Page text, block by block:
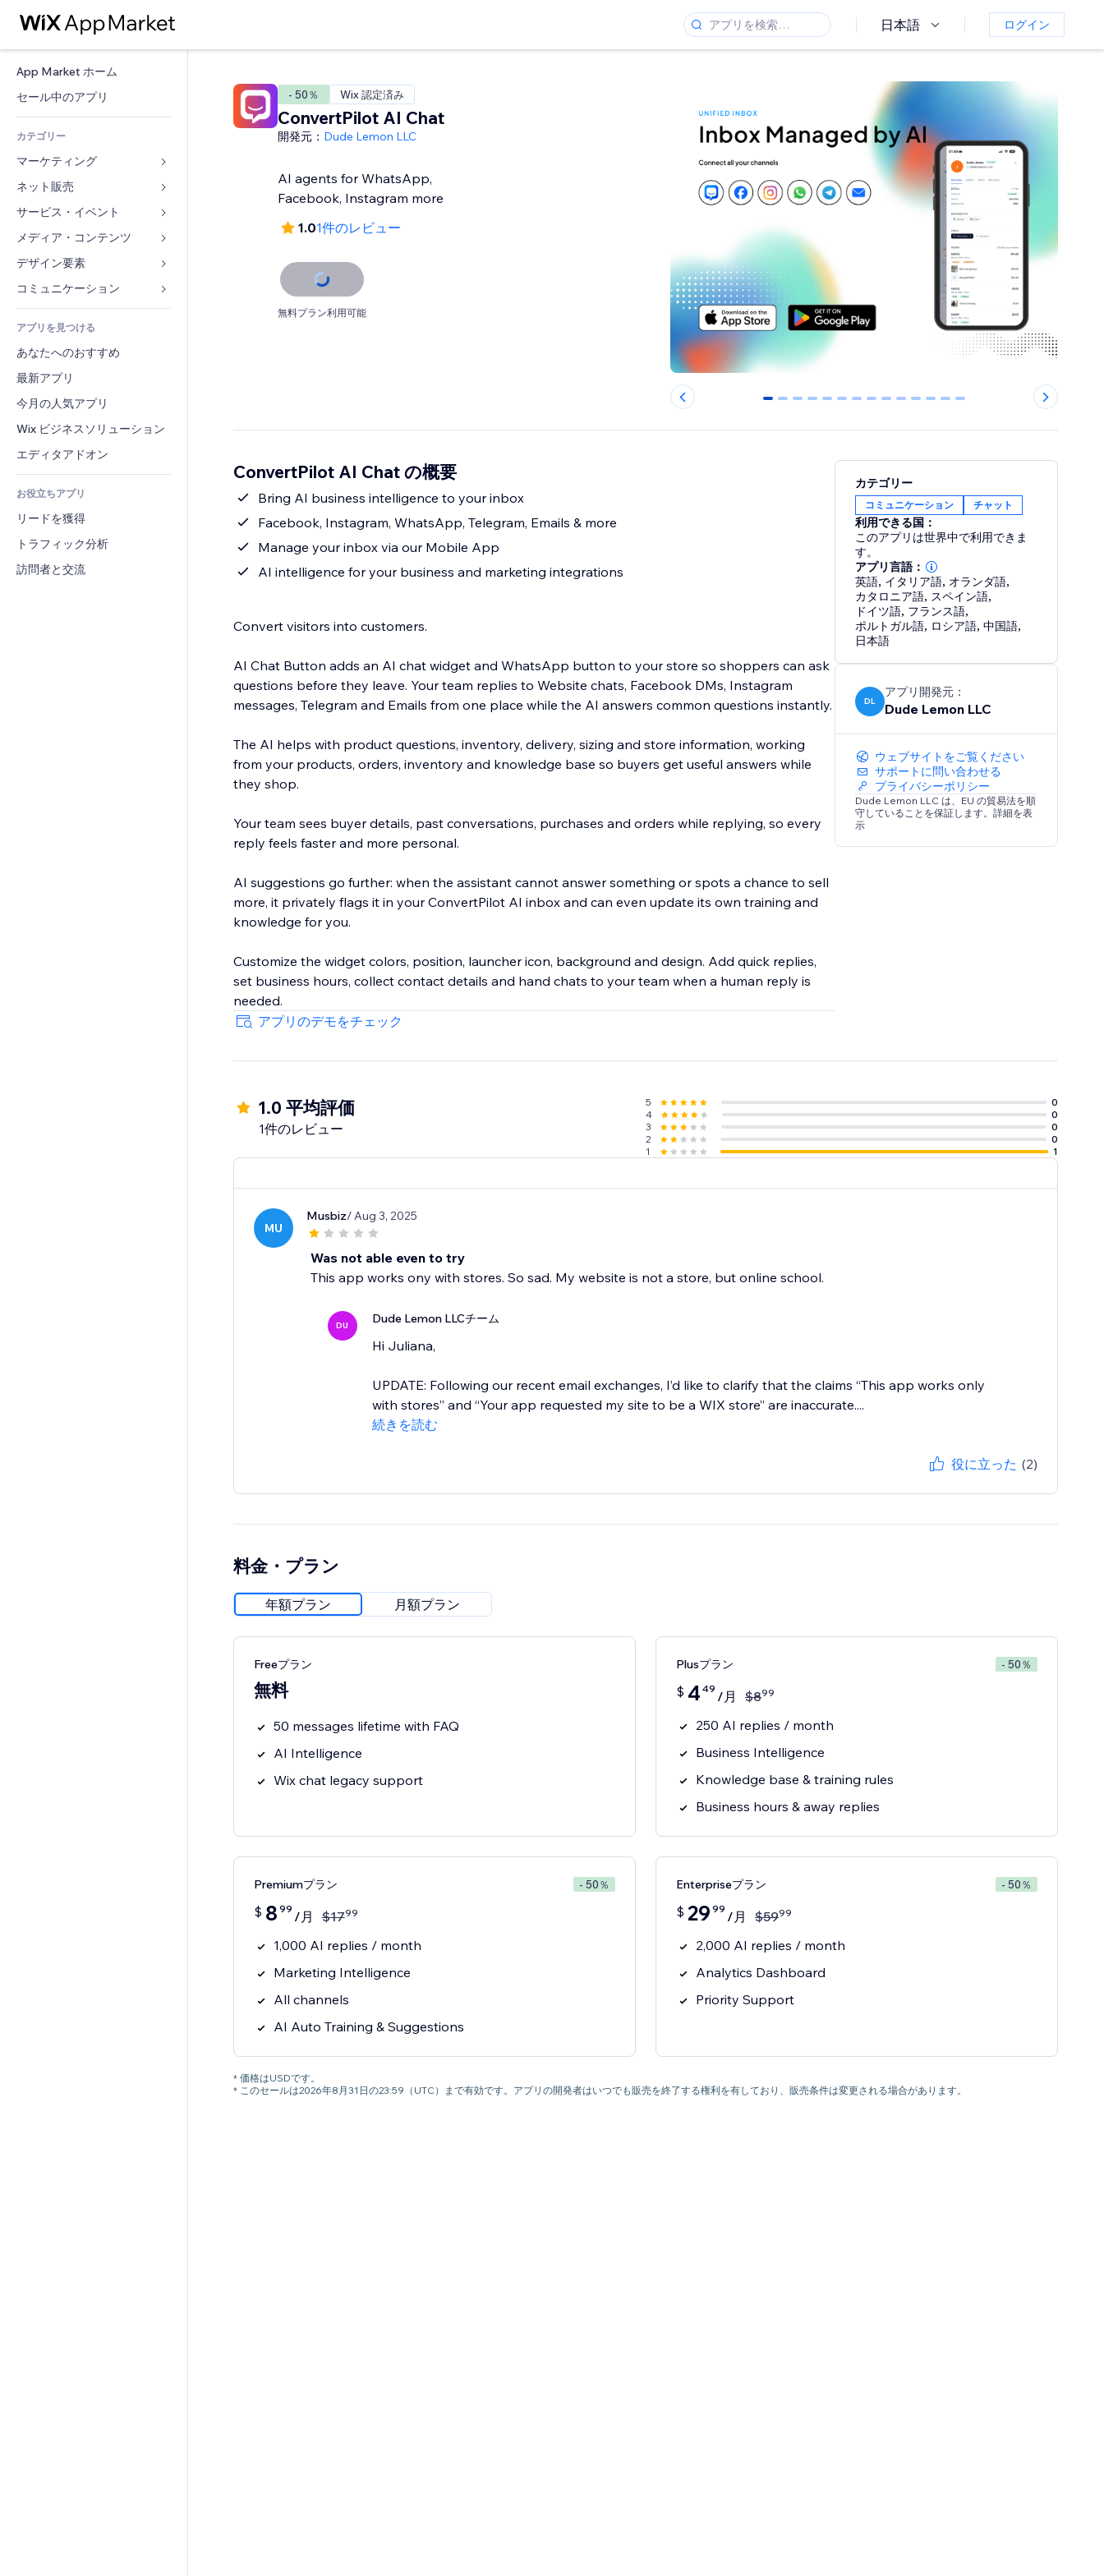
日本語 ログイン
App Market ホーム
セール中のアプリ
カテゴリー
マーケティング
広告
モバイル
アクセス解析
リスティング広告
メール
コンバージョン
ネット販売
ストア用アプリ
発送・配達
販売ボタン
会計
クーポン・特典
倉庫管理ソリューション
ドロップシッピング
食品・飲料
サービス・イベント
ホテル
イベント
レストラン
不動産
ブッキング
メディア・コンテンツ
ギャラリー
音楽
ポッドキャスト
写真
動画
PDF
ファイル共有
ニュース
デザイン要素
マップ・ナビ
プライバシー・セキュリティ
時計
ページテンプレート
画像効果
ボタン・メニュー
バナー・バッジ
電卓
検索
天気
チャート・テーブル
フォーム
ブログ
投票
チャット
コメント
電話
コミュニティィ
レビュー・お客さまの声
CRM
アプリを見つける
あなたへのおすすめ
最新アプリ
今月の人気アプリ
Wix ビジネスソリューション
エディタアドオン
お役立ちアプリ
リードを獲得
トラフィック分析
訪問者と交流
- 50％ Wix 認定済み
ConvertPilot AI Chat
開発元： Dude Lemon LLC
AI agents for WhatsApp,
Facebook, Instagram more
1.01件のレビュー
無料プラン利用可能
0 1 2 3 4 5 6 7 8 9 10 11 12 13
ConvertPilot AI Chat の概要
Bring AI business intelligence to your inbox
Facebook, Instagram, WhatsApp, Telegram, Emails & more
Manage your inbox via our Mobile App
AI intelligence for your business and marketing integrations
Convert visitors into customers.
AI Chat Button adds an AI chat widget and WhatsApp button to your store so shoppers can ask
questions before they leave. Your team replies to Website chats, Facebook DMs, Instagram
messages, Telegram and Emails from one place while the AI answers common questions instantly.
The AI helps with product questions, inventory, delivery, sizing and store information, working
from your products, orders, inventory and knowledge base so buyers get useful answers while
they shop.
Your team sees buyer details, past conversations, purchases and orders while replying, so every
reply feels faster and more personal.
AI suggestions go further: when the assistant cannot answer something or spots a chance to sell
more, it privately flags it in your ConvertPilot AI inbox and can even update its own training and
knowledge for you.
Customize the widget colors, position, launcher icon, background and design. Add quick replies,
set business hours, collect contact details and hand chats to your team when a human reply is
needed.
アプリのデモをチェック
カテゴリー
コミュニケーション チャット
利用できる国：
このアプリは世界中で利用できま
す。
アプリ言語：
英語, イタリア語, オランダ語,
カタロニア語, スペイン語,
ドイツ語, フランス語,
ポルトガル語, ロシア語,中国語,
日本語
DL
アプリ開発元：
Dude Lemon LLC
ウェブサイトをご覧ください
サポートに問い合わせる
プライバシーポリシー
Dude Lemon LLC は、EU の貿易法を順
守していることを保証します。詳細を表
示
1.0 平均評価
1件のレビュー
5
0
4
0
3
0
2
0
1
1
MU
Musbiz/ Aug 3, 2025
Was not able even to try
This app works ony with stores. So sad. My website is not a store, but online school.
DU Dude Lemon LLCチーム
Hi Juliana,
UPDATE: Following our recent email exchanges, I’d like to clarify that the claims “This app works only
with stores” and “Your app requested my site to be a WIX store” are inaccurate....
続きを読む
役に立った (2)
料金・プラン
年額プラン 月額プラン
Freeプラン
無料
50 messages lifetime with FAQ
AI Intelligence
Wix chat legacy support
Plusプラン - 50％
$ 4 49 /月 $899
250 AI replies / month
Business Intelligence
Knowledge base & training rules
Business hours & away replies
Premiumプラン - 50％
$ 8 99 /月 $1799
1,000 AI replies / month
Marketing Intelligence
All channels
AI Auto Training & Suggestions
Enterpriseプラン - 50％
$ 29 99 /月 $5999
2,000 AI replies / month
Analytics Dashboard
Priority Support
* 価格はUSDです。
* このセールは2026年8月31日の23:59（UTC）まで有効です。アプリの開発者はいつでも販売を終了する権利を有しており、販売条件は変更される場合があります。